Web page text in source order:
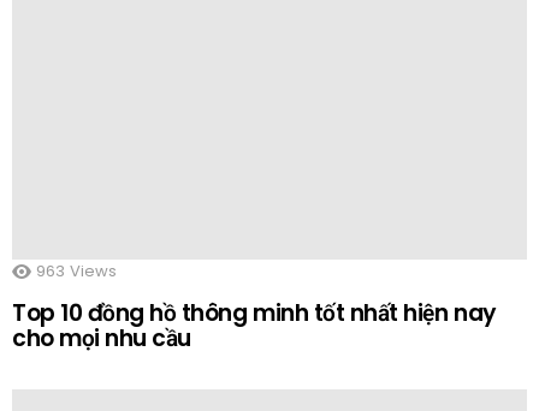
963 Views
Top 10 đồng hồ thông minh tốt nhất hiện nay
cho mọi nhu cầu